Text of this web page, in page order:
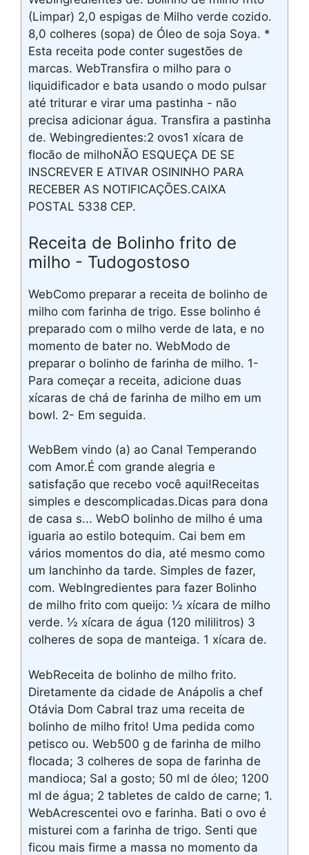
(Limpar) 2,0 espigas de Milho verde cozido.
8,0 colheres (sopa) de Óleo de soja Soya. *
Esta receita pode conter sugestões de
marcas. WebTransfira o milho para o
liquidificador e bata usando o modo pulsar
até triturar e virar uma pastinha - não
precisa adicionar água. Transfira a pastinha
de. Webingredientes:2 ovos1 xícara de
flocão de milhoNÃO ESQUEÇA DE SE
INSCREVER E ATIVAR OSININHO PARA
RECEBER AS NOTIFICAÇÕES.CAIXA
POSTAL 5338 CEP.
Receita de Bolinho frito de
milho - Tudogostoso
WebComo preparar a receita de bolinho de
milho com farinha de trigo. Esse bolinho é
preparado com o milho verde de lata, e no
momento de bater no. WebModo de
preparar o bolinho de farinha de milho. 1-
Para começar a receita, adicione duas
xícaras de chá de farinha de milho em um
bowl. 2- Em seguida.
WebBem vindo (a) ao Canal Temperando
com Amor.É com grande alegria e
satisfação que recebo você aqui!Receitas
simples e descomplicadas.Dicas para dona
de casa s... WebO bolinho de milho é uma
iguaria ao estilo botequim. Cai bem em
vários momentos do dia, até mesmo como
um lanchinho da tarde. Simples de fazer,
com. WebIngredientes para fazer Bolinho
de milho frito com queijo: ½ xícara de milho
verde. ½ xícara de água (120 mililitros) 3
colheres de sopa de manteiga. 1 xícara de.
WebReceita de bolinho de milho frito.
Diretamente da cidade de Anápolis a chef
Otávia Dom Cabral traz uma receita de
bolinho de milho frito! Uma pedida como
petisco ou. Web500 g de farinha de milho
flocada; 3 colheres de sopa de farinha de
mandioca; Sal a gosto; 50 ml de óleo; 1200
ml de água; 2 tabletes de caldo de carne; 1.
WebAcrescentei ovo e farinha. Bati o ovo é
misturei com a farinha de trigo. Senti que
ficou mais firme a massa no momento da